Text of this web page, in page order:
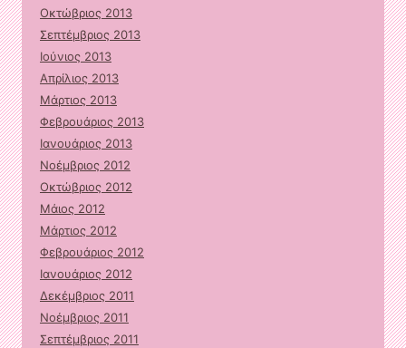
Οκτώβριος 2013
Σεπτέμβριος 2013
Ιούνιος 2013
Απρίλιος 2013
Μάρτιος 2013
Φεβρουάριος 2013
Ιανουάριος 2013
Νοέμβριος 2012
Οκτώβριος 2012
Μάιος 2012
Μάρτιος 2012
Φεβρουάριος 2012
Ιανουάριος 2012
Δεκέμβριος 2011
Νοέμβριος 2011
Σεπτέμβριος 2011